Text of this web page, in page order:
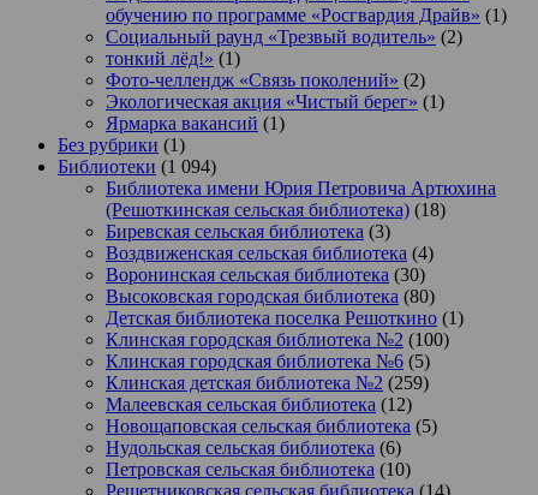
обучению по программе «Росгвардия Драйв» (1)
Социальный раунд «Трезвый водитель» (2)
тонкий лёд!» (1)
Фото-челлендж «Связь поколений» (2)
Экологическая акция «Чистый берег» (1)
Ярмарка вакансий (1)
Без рубрики (1)
Библиотеки (1 094)
Библиотека имени Юрия Петровича Артюхина
(Решоткинская сельская библиотека) (18)
Биревская сельская библиотека (3)
Воздвиженская сельская библиотека (4)
Воронинская сельская библиотека (30)
Высоковская городская библиотека (80)
Детская библиотека поселка Решоткино (1)
Клинская городская библиотека №2 (100)
Клинская городская библиотека №6 (5)
Клинская детская библиотека №2 (259)
Малеевская сельская библиотека (12)
Новощаповская сельская библиотека (5)
Нудольская сельская библиотека (6)
Петровская сельская библиотека (10)
Решетниковская сельская библиотека (14)